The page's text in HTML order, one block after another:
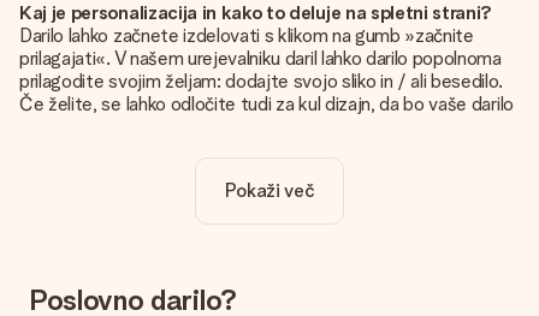
Kaj je personalizacija in kako to deluje na spletni strani?
Darilo lahko začnete izdelovati s klikom na gumb »začnite
prilagajati«. V našem urejevalniku daril lahko darilo popolnoma
prilagodite svojim željam: dodajte svojo sliko in / ali besedilo.
Če želite, se lahko odločite tudi za kul dizajn, da bo vaše darilo
Je personalizacija vključena v ceno?
Cena, prikazana na spletnem mestu, vključuje personalizacijo
vašega darila. Lepo in jasno!
Želimo poskrbeti, da boste z darilom popolnoma zadovoljni.
Zato je pomembno, da uporabljamo visokokakovostne
Pokaži več
Poslovno darilo?